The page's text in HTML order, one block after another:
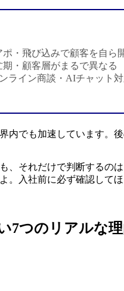
ポ・飛び込みで顧客を自
期・顧客層がまるで異なる
ライン商談・AIチャット
内でも加速しています。
、それだけで判断するの
。入社前に必ず確認して
7つのリアルな